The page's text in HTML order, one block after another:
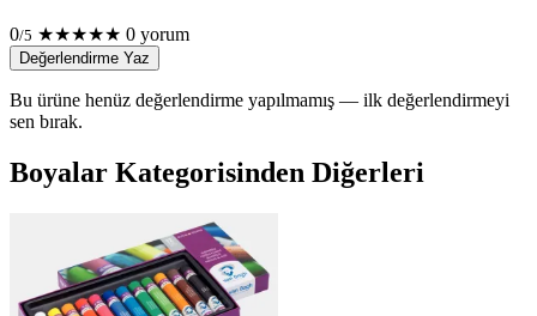
0/5 ★★★★★ 0 yorum
Değerlendirme Yaz
Bu ürüne henüz değerlendirme yapılmamış — ilk değerlendirmeyi
sen bırak.
Boyalar Kategorisinden Diğerleri